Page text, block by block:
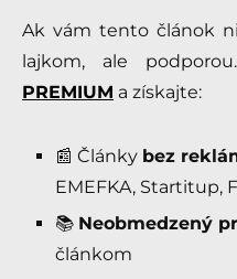
Ak vám tento článok
lajkom, ale
PREMIUM a získajte:
📰 Články bez
EMEFKA, Startitup,
📚 Neobmedzený
článkom